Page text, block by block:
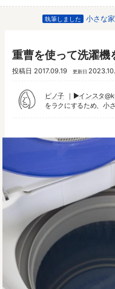
執筆しました 小さな
重曹を使って洗濯機
投稿日 2017.09.19 更新日
ピノ子 ▶︎インスタ
をラクにするため、小